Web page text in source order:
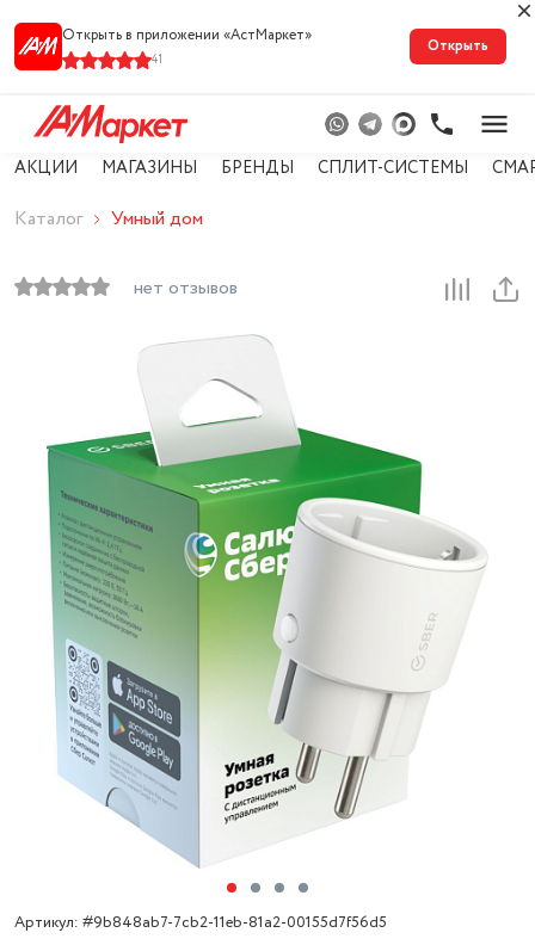
Открыть в приложении «АстМарке‪т‬»
41
Открыть
АКЦИИ МАГАЗИНЫ БРЕНДЫ СПЛИТ-СИСТЕМЫ
Каталог Умный дом
нет отзывов
Артикул: #9b848ab7-7cb2-11eb-81a2-00155d7f56d5